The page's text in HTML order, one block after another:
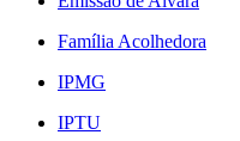
Família Acolhedora
IPMG
IPTU